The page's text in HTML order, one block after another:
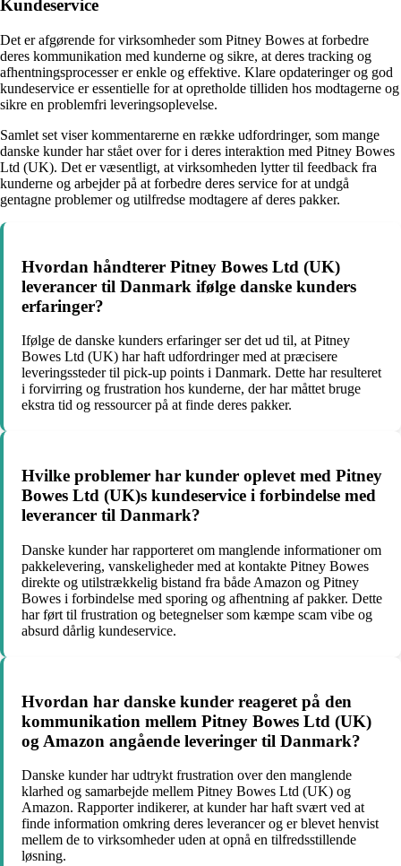
Kundeservice
Det er afgørende for virksomheder som Pitney Bowes at forbedre
deres kommunikation med kunderne og sikre, at deres tracking og
afhentningsprocesser er enkle og effektive. Klare opdateringer og god
kundeservice er essentielle for at opretholde tilliden hos modtagerne og
sikre en problemfri leveringsoplevelse.
Samlet set viser kommentarerne en række udfordringer, som mange
danske kunder har stået over for i deres interaktion med Pitney Bowes
Ltd (UK). Det er væsentligt, at virksomheden lytter til feedback fra
kunderne og arbejder på at forbedre deres service for at undgå
gentagne problemer og utilfredse modtagere af deres pakker.
Hvordan håndterer Pitney Bowes Ltd (UK)
leverancer til Danmark ifølge danske kunders
erfaringer?
Ifølge de danske kunders erfaringer ser det ud til, at Pitney
Bowes Ltd (UK) har haft udfordringer med at præcisere
leveringssteder til pick-up points i Danmark. Dette har resulteret
i forvirring og frustration hos kunderne, der har måttet bruge
ekstra tid og ressourcer på at finde deres pakker.
Hvilke problemer har kunder oplevet med Pitney
Bowes Ltd (UK)s kundeservice i forbindelse med
leverancer til Danmark?
Danske kunder har rapporteret om manglende informationer om
pakkelevering, vanskeligheder med at kontakte Pitney Bowes
direkte og utilstrækkelig bistand fra både Amazon og Pitney
Bowes i forbindelse med sporing og afhentning af pakker. Dette
har ført til frustration og betegnelser som kæmpe scam vibe og
absurd dårlig kundeservice.
Hvordan har danske kunder reageret på den
kommunikation mellem Pitney Bowes Ltd (UK)
og Amazon angående leveringer til Danmark?
Danske kunder har udtrykt frustration over den manglende
klarhed og samarbejde mellem Pitney Bowes Ltd (UK) og
Amazon. Rapporter indikerer, at kunder har haft svært ved at
finde information omkring deres leverancer og er blevet henvist
mellem de to virksomheder uden at opnå en tilfredsstillende
løsning.